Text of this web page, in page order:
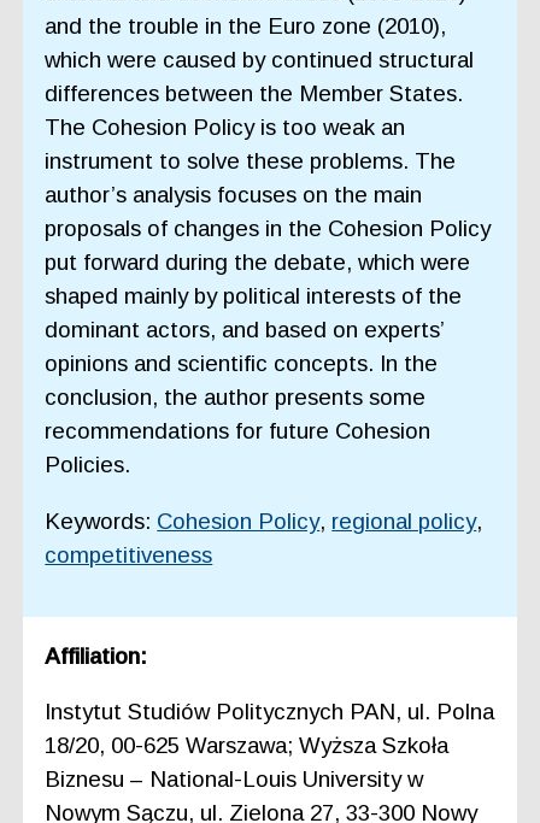
and the trouble in the Euro zone (2010),
which were caused by continued structural
differences between the Member States.
The Cohesion Policy is too weak an
instrument to solve these problems. The
author’s analysis focuses on the main
proposals of changes in the Cohesion Policy
put forward during the debate, which were
shaped mainly by political interests of the
dominant actors, and based on experts’
opinions and scientific concepts. In the
conclusion, the author presents some
recommendations for future Cohesion
Policies.
Keywords: Cohesion Policy, regional policy,
competitiveness
Affiliation:
Instytut Studiów Politycznych PAN, ul. Polna
18/20, 00-625 Warszawa; Wyższa Szkoła
Biznesu – National-Louis University w
Nowym Sączu, ul. Zielona 27, 33-300 Nowy